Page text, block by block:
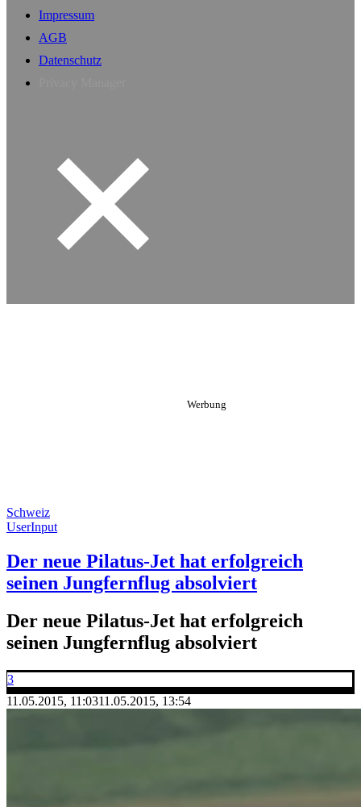
Impressum
AGB
Datenschutz
Schweiz
UserInput
Der neue Pilatus-Jet hat erfolgreich
seinen Jungfernflug absolviert
Der neue Pilatus-Jet hat erfolgreich
seinen Jungfernflug absolviert
3
11.05.2015, 11:0311.05.2015, 13:54